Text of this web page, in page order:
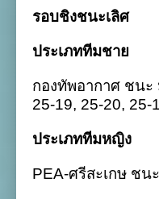
รอบชิงชนะเลิศ
ประเภททีมชาย
กองทัพอากาศ ชนะ
25-19, 25-20, 25-
ประเภททีมหญิง
PEA-ศรีสะเกษ ชน